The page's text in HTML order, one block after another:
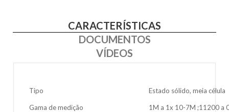
CARACTERÍSTICAS
DOCUMENTOS
VÍDEOS
Tipo Estado sólido, meia célula
Gama de medição 1M a 1x 10-7M ;11200 a